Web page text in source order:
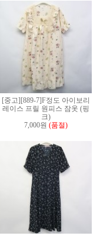
[중고][889-7]F정도 아이보리
레이스 프릴 원피스 잠옷 (핑
크)
7,000원 (품절)